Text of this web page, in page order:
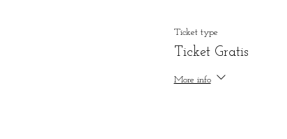
Ticket type
Ticket Gratis
More info